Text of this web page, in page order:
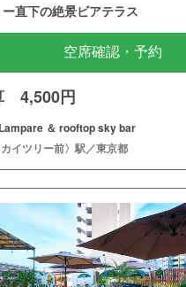
直下の絶景ビアテラス
空席確認・予約
4,500円
＆ rooftop sky bar
イツリー前〉駅／東京都